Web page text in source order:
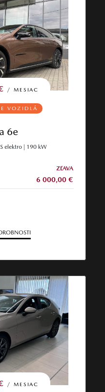
/ MESIAC
VOZIDLÁ
6e
elektro | 190 kW
ZĽAVA
6 000,00 €
/ MESIAC